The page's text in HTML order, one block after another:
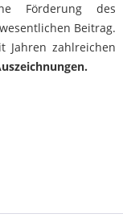
Förderung des
Beitrag.
Jahren zahlreichen